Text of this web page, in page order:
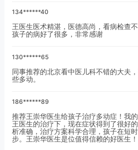
134******40
王医生医术精湛，医德高尚，看病检查
孩子的病好了很多，非常感谢
130******65
同事推荐的北京看中医儿科不错的大夫
些多动。
186******89
推荐王崇华医生给孩子治疗多动症！我
王医生的治疗下，现在症状得到了很好
析准确，治疗方案科学合理，孩子在短
步。王崇华医生是位值得信赖的好医生！